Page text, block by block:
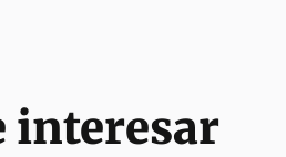
interesar